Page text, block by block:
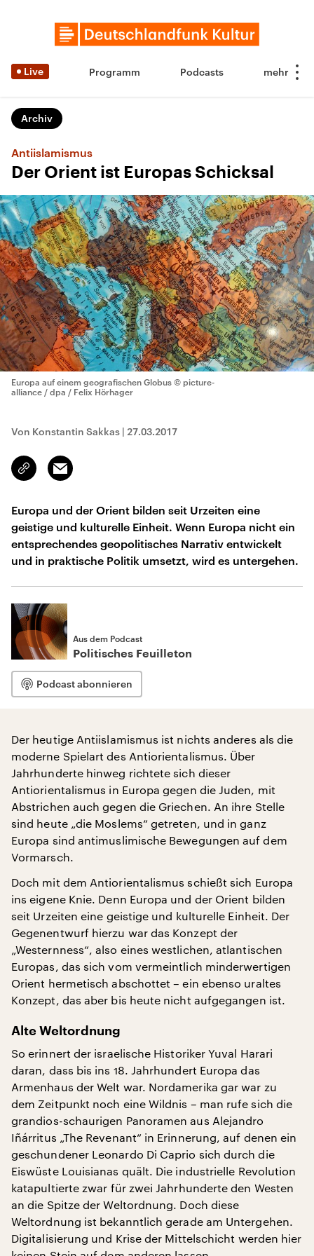
Live Programm Podcasts
Archiv
Antiislamismus
Der Orient ist Europas Schicksal
Europa auf einem geografischen Globus © picture-
alliance / dpa / Felix Hörhager
Von Konstantin Sakkas | 27.03.2017
Link
kopieren/teilen
Email
Europa und der Orient bilden seit Urzeiten eine
geistige und kulturelle Einheit. Wenn Europa nicht ein
entsprechendes geopolitisches Narrativ entwickelt
und in praktische Politik umsetzt, wird es untergehen.
Aus dem Podcast
Politisches Feuilleton
Podcast abonnieren
Der heutige Antiislamismus ist nichts anderes als die
moderne Spielart des Antiorientalismus. Über
Jahrhunderte hinweg richtete sich dieser
Antiorientalismus in Europa gegen die Juden, mit
Abstrichen auch gegen die Griechen. An ihre Stelle
sind heute „die Moslems“ getreten, und in ganz
Europa sind antimuslimische Bewegungen auf dem
Vormarsch.
Doch mit dem Antiorientalismus schießt sich Europa
ins eigene Knie. Denn Europa und der Orient bilden
seit Urzeiten eine geistige und kulturelle Einheit. Der
Gegenentwurf hierzu war das Konzept der
„Westernness“, also eines westlichen, atlantischen
Europas, das sich vom vermeintlich minderwertigen
Orient hermetisch abschottet – ein ebenso uraltes
Konzept, das aber bis heute nicht aufgegangen ist.
Alte Weltordnung
So erinnert der israelische Historiker Yuval Harari
daran, dass bis ins 18. Jahrhundert Europa das
Armenhaus der Welt war. Nordamerika gar war zu
dem Zeitpunkt noch eine Wildnis – man rufe sich die
grandios-schaurigen Panoramen aus Alejandro
Iñárritus „The Revenant“ in Erinnerung, auf denen ein
geschundener Leonardo Di Caprio sich durch die
Eiswüste Louisianas quält. Die industrielle Revolution
katapultierte zwar für zwei Jahrhunderte den Westen
an die Spitze der Weltordnung. Doch diese
Weltordnung ist bekanntlich gerade am Untergehen.
Digitalisierung und Krise der Mittelschicht werden hier